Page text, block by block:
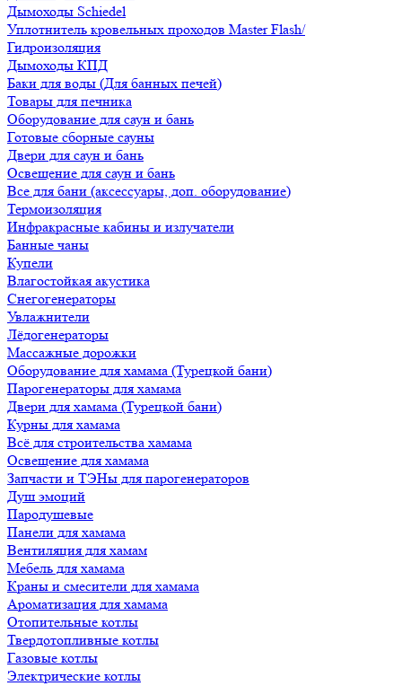
Дымоходы Schiedel
Уплотнитель кровельных проходов Master Flash/
Гидроизоляция
Дымоходы КПД
Баки для воды (Для банных печей)
Товары для печника
Оборудование для саун и бань
Готовые сборные сауны
Двери для саун и бань
Освещение для саун и бань
Все для бани (аксессуары, доп. оборудование)
Термоизоляция
Инфракрасные кабины и излучатели
Банные чаны
Купели
Влагостойкая акустика
Снегогенераторы
Увлажнители
Лёдогенераторы
Массажные дорожки
Оборудование для хамама (Турецкой бани)
Парогенераторы для хамама
Двери для хамама (Турецкой бани)
Курны для хамама
Всё для строительства хамама
Освещение для хамама
Запчасти и ТЭНы для парогенераторов
Душ эмоций
Пародушевые
Панели для хамама
Вентиляция для хамам
Мебель для хамама
Краны и смесители для хамама
Ароматизация для хамама
Отопительные котлы
Твердотопливные котлы
Газовые котлы
Электрические котлы